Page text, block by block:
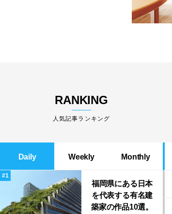
RANKING
人気記事ランキング
Daily Weekly Monthly
福岡県にある日本
を代表する有名建
築家の作品10選。